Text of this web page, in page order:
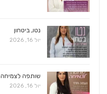
נטו, ביטחון
יול 16, 2026
שותפה לצמיחה
יול 16, 2026